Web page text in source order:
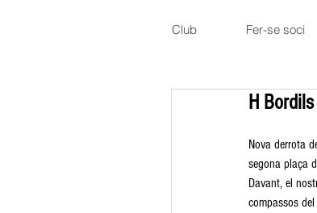
Club Fer-se soci
H
Nova derrota
segona plaça
Davant, el
compassos